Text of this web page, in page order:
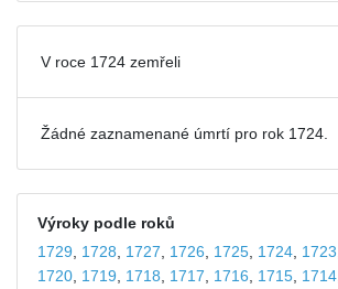
V roce 1724 zemřeli
Žádné zaznamenané úmrtí pro rok 1724.
Výroky podle roků
1729
1728 1727 1726 1725, 1724, 1723
1720, 1719 1718 1717 1716 1715, 1714,